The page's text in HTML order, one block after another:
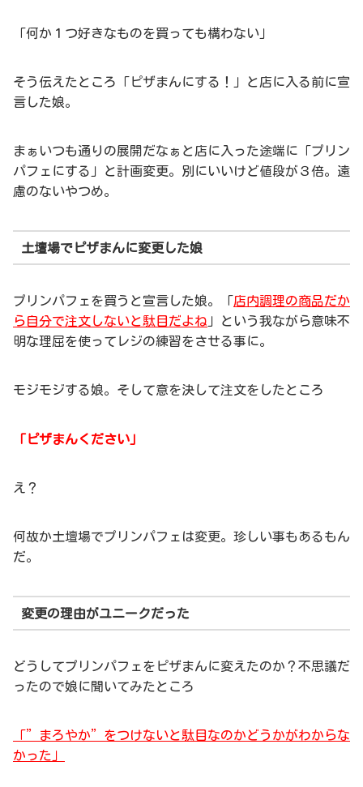
「何か１つ好きなものを買っても構わない」
そう伝えたところ「ピザまんにする！」と店に入る前に宣
言した娘。
まぁいつも通りの展開だなぁと店に入った途端に「プリン
パフェにする」と計画変更。別にいいけど値段が３倍。遠
慮のないやつめ。
土壇場でピザまんに変更した娘
プリンパフェを買うと宣言した娘。「店内調理の商品だか
ら自分で注文しないと駄目だよね 」という我ながら意味不
明な理屈を使ってレジの練習をさせる事に。
モジモジする娘。そして意を決して注文をしたところ
「ピザまんください」
え？
何故か土壇場でプリンパフェは変更。珍しい事もあるもん
だ。
変更の理由がユニークだった
どうしてプリンパフェをピザまんに変えたのか？不思議だ
ったので娘に聞いてみたところ
「”まろやか”をつけないと駄目なのかどうかがわからな
かった」